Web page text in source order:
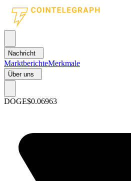
Nachricht
MarktberichteMerkmale
Über uns
DOGE$0.06963